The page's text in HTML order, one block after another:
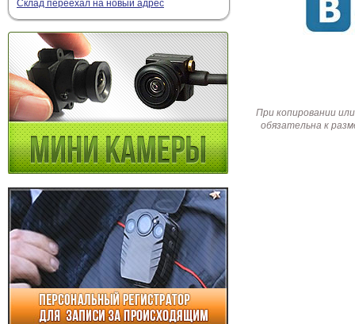
Склад переехал на новый адрес
При копировании
обязательна к